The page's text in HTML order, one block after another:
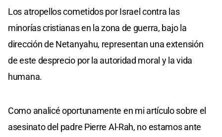
Los atropellos cometidos por Israel contra las
minorías cristianas en la zona de guerra, bajo la
dirección de Netanyahu, representan una extensión
de este desprecio por la autoridad moral y la vida
humana.
Como analicé oportunamente en mi artículo sobre el
asesinato del padre Pierre Al-Rah, no estamos ante